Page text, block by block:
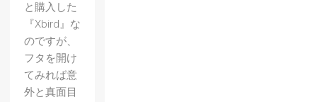
と購入した
『Xbird』な
のですが、
フタを開け
てみれば意
外と真面目